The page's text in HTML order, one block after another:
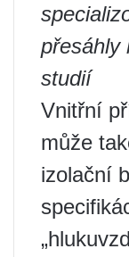
přesáhly
studií
Vnitřní
může
izolační